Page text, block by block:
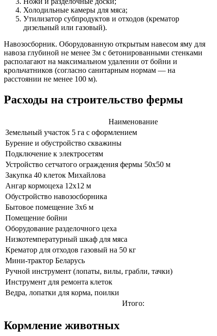
Холодильные камеры для мяса;
Утилизатор субпродуктов и отходов (крематор
дизельный или газовый).
Навозосборник. Оборудованную открытым навесом яму для
навоза глубиной не менее 3м с бетонированными стенками
располагают на максимальном удалении от бойни и
крольчатников (согласно санитарным нормам — на
расстоянии не менее 100 м).
Расходы на строительство фермы
Наименование
Земельный участок 5 га с оформлением
Бурение и обустройство скважины
Подключение к электросетям
Устройство сетчатого ограждения фермы 50х50 м
Закупка 40 клеток Михайлова
Ангар кормоцеха 12х12 м
Обустройство навозосборника
Бытовое помещение 3х6 м
Помещение бойни
Оборудование разделочного цеха
Низкотемпературный шкаф для мяса
Крематор для отходов газовый на 50 кг
Мини-трактор Беларусь
Ручной инструмент (лопаты, вилы, грабли, тачки)
Инструмент для ремонта клеток
Ведра, лопатки для корма, поилки
Итого:
Кормление животных